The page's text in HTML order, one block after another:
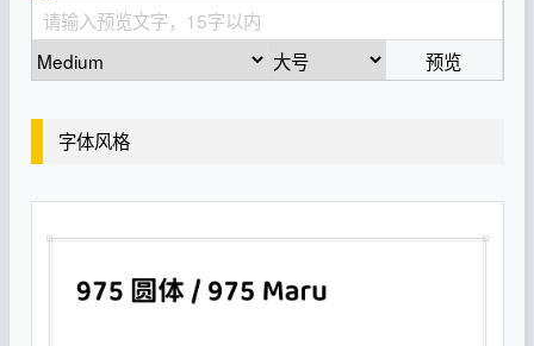
预览
字体风格